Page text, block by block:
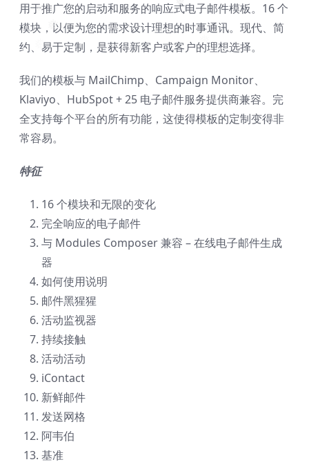
❅ ❅
❅
❅
用于推广您的启动和服务的响应式电子邮件模板。16 个
模块，以便为您的需求设计理想的时事通讯。现代、简
约、易于定制，是获得新客户或客户的理想选择。
我们的模板与 MailChimp、Campaign Monitor、
Klaviyo、HubSpot + 25 电子邮件服务提供商兼容。完
全支持每个平台的所有功能，这使得模板的定制变得非
常容易。
特征
16 个模块和无限的变化
完全响应的电子邮件
与 Modules Composer 兼容 – 在线电子邮件生成
器
如何使用说明
邮件黑猩猩
活动监视器
持续接触
活动活动
iContact
新鲜邮件
发送网格
阿韦伯
基准